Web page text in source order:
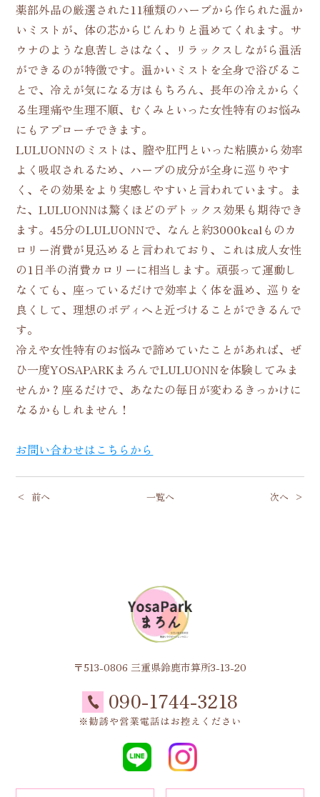
薬部外品の厳選された11種類のハーブから作られた温か
いミストが、体の芯からじんわりと温めてくれます。サ
ウナのような息苦しさはなく、リラックスしながら温活
ができるのが特徴です。温かいミストを全身で浴びるこ
とで、冷えが気になる方はもちろん、長年の冷えからく
る生理痛や生理不順、むくみといった女性特有のお悩み
にもアプローチできます。
LULUONNのミストは、膣や肛門といった粘膜から効率
よく吸収されるため、ハーブの成分が全身に巡りやす
く、その効果をより実感しやすいと言われています。ま
た、LULUONNは驚くほどのデトックス効果も期待でき
ます。45分のLULUONNで、なんと約3000kcalものカ
ロリー消費が見込めると言われており、これは成人女性
の1日半の消費カロリーに相当します。頑張って運動し
なくても、座っているだけで効率よく体を温め、巡りを
良くして、理想のボディへと近づけることができるんで
す。
冷えや女性特有のお悩みで諦めていたことがあれば、ぜ
ひ一度YOSAPARKまろんでLULUONNを体験してみま
せんか？座るだけで、あなたの毎日が変わるきっかけに
なるかもしれません！
お問い合わせはこちらから
前へ 一覧へ 次へ
〒513-0806 三重県鈴鹿市算所3-13-20
090-1744-3218